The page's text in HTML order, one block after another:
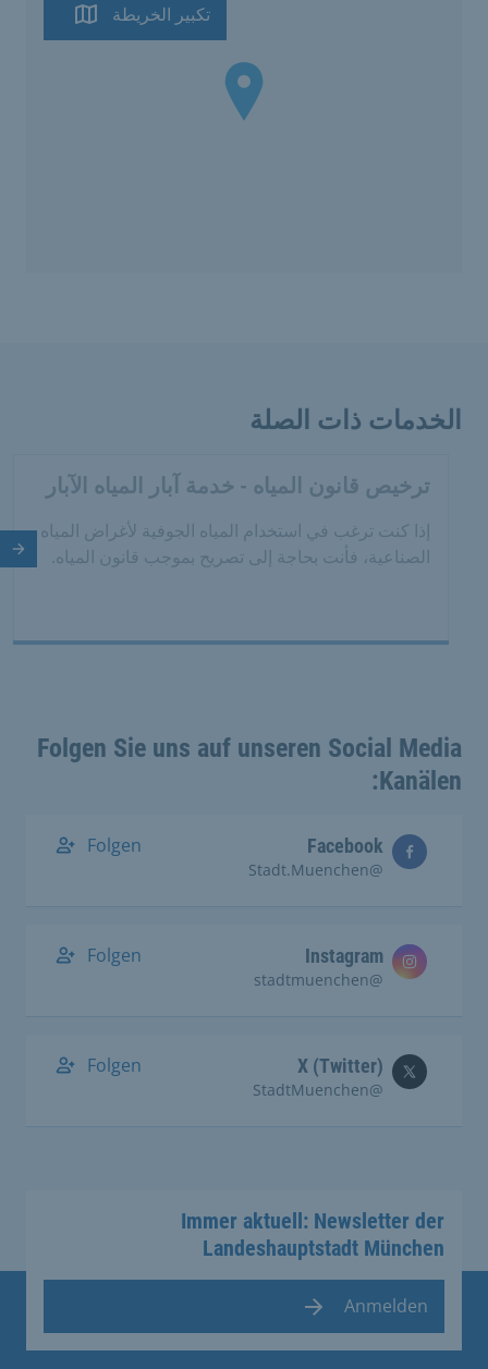
تكبير الخريطة
الخدمات ذات الصلة
ترخيص قانون المياه - خدمة آبار المياه الآبار
إذا كنت ترغب في استخدام المياه الجوفية لأغراض المياه
الصناعية، فأنت بحاجة إلى تصريح بموجب قانون المياه.
Folgen Sie uns auf unseren Social Media
Kanälen:
Facebook
@Stadt.Muenchen
Folgen
Instagram
@stadtmuenchen
Folgen
X (Twitter)
@StadtMuenchen
Folgen
Immer aktuell: Newsletter der
Landeshauptstadt München
Anmelden